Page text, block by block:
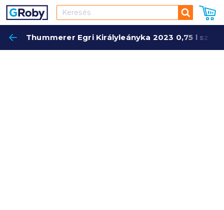
Keresés
Thummerer Egri Királyleányka 2023 0,75 l